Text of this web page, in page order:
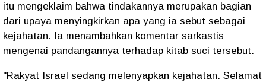
itu mengeklaim bahwa tindakannya merupakan bagian
dari upaya menyingkirkan apa yang ia sebut sebagai
kejahatan. Ia menambahkan komentar sarkastis
mengenai pandangannya terhadap kitab suci tersebut.
"Rakyat Israel sedang melenyapkan kejahatan. Selamat